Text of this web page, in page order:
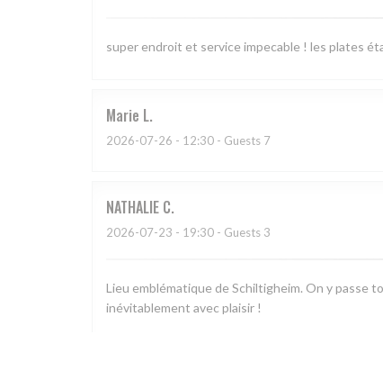
super endroit et service impecable ! les plates
Marie L
2026-07-26 - 12:30 - Guests 7
NATHALIE C
2026-07-23 - 19:30 - Guests 3
Lieu emblématique de Schiltigheim. On y passe
inévitablement avec plaisir !